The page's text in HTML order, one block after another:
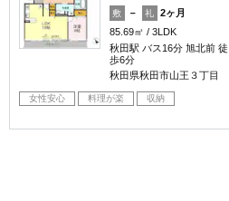
敷 － 礼
2ヶ月
85.69㎡
3LDK
秋田駅 バス16分 旭北前 徒
歩6分
秋田県秋田市山王３丁目
女性安心 料理が楽 収納